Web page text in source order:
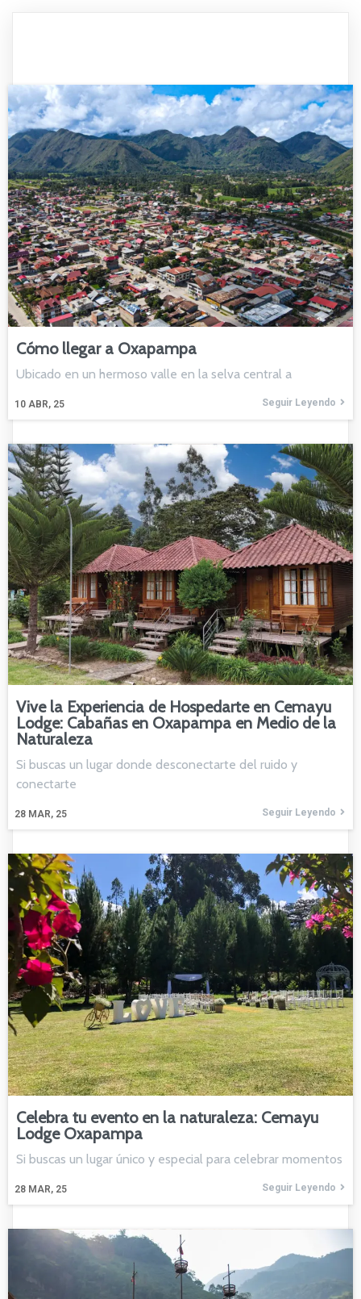
Cómo llegar a Oxapampa
10 ABR, 25
Ubicado en un hermoso valle en la selva central a
Seguir Leyendo
Vive la Experiencia de Hospedarte en Cemayu
Lodge: Cabañas en Oxapampa en Medio de la
Naturaleza
28 MAR, 25
Si buscas un lugar donde desconectarte del ruido y
conectarte
Seguir Leyendo
Celebra tu evento en la naturaleza: Cemayu
Lodge Oxapampa
28 MAR, 25
Si buscas un lugar único y especial para celebrar momentos
Seguir Leyendo